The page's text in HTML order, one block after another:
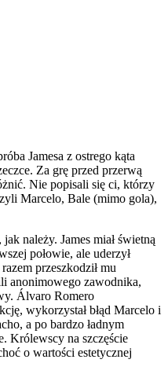
Jamesa z ostrego kąta
Za grę przed przerwą
Nie popisali się ci, którzy
Marcelo, Bale (mimo gola),
należy. James miał świetną
połowie, ale uderzył
przeszkodził mu
anonimowego zawodnika,
Álvaro Romero
wykorzystał błąd Marcelo i
a po bardzo ładnym
Królewscy na szczęście
o wartości estetycznej